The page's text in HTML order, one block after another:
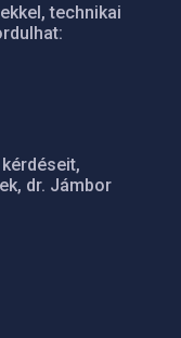
technikai
dr. Jámbor